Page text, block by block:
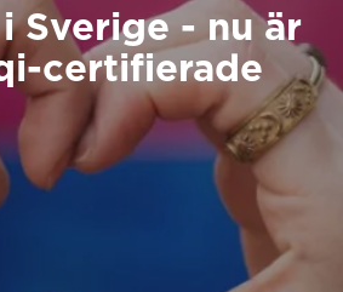
Sverige - nu är
certifierade